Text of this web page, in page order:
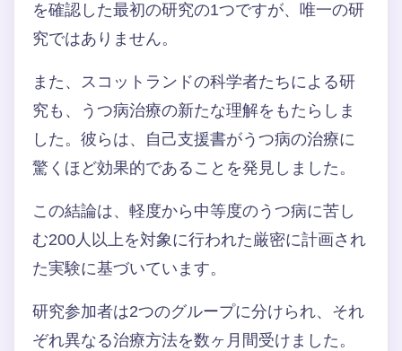
を確認した最初の研究の1つですが、唯一の研
究ではありません。
また、スコットランドの科学者たちによる研
究も、うつ病治療の新たな理解をもたらしま
した。彼らは、自己支援書がうつ病の治療に
驚くほど効果的であることを発見しました。
この結論は、軽度から中等度のうつ病に苦し
む200人以上を対象に行われた厳密に計画され
た実験に基づいています。
研究参加者は2つのグループに分けられ、それ
ぞれ異なる治療方法を数ヶ月間受けました。